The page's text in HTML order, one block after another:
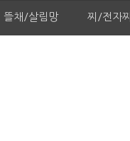
뜰채/살림망 찌/전자찌